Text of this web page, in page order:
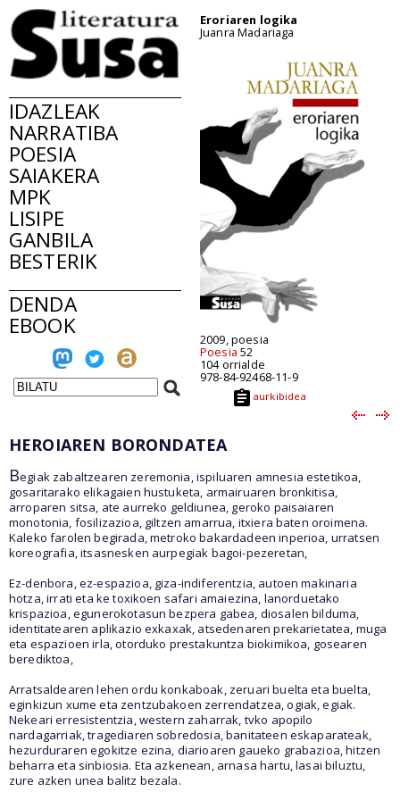
IDAZLEAK
NARRATIBA
POESIA
SAIAKERA
MPK
LISIPE
GANBILA
BESTERIK
DENDA
EBOOK
Eroriaren logika
Juanra Madariaga
2009, poesia
Poesia 52
104 orrialde
978-84-92468-11-9
aurkibidea
HEROIAREN BORONDATEA
Begiak zabaltzearen zeremonia, ispiluaren amnesia estetikoa,
gosaritarako elikagaien hustuketa, armairuaren bronkitisa,
arroparen sitsa, ate aurreko geldiunea, geroko paisaiaren
monotonia, fosilizazioa, giltzen amarrua, itxiera baten oroimena.
Kaleko farolen begirada, metroko bakardadeen inperioa, urratsen
koreografia, itsasnesken aurpegiak bagoi-pezeretan,
Ez-denbora, ez-espazioa, giza-indiferentzia, autoen makinaria
hotza, irrati eta ke toxikoen safari amaiezina, lanorduetako
krispazioa, egunerokotasun bezpera gabea, diosalen bilduma,
identitatearen aplikazio exkaxak, atsedenaren prekarietatea, muga
eta espazioen irla, otorduko prestakuntza biokimikoa, gosearen
berediktoa,
Arratsaldearen lehen ordu konkaboak, zeruari buelta eta buelta,
eginkizun xume eta zentzubakoen zerrendatzea, ogiak, egiak.
Nekeari erresistentzia, western zaharrak, tvko apopilo
nardagarriak, tragediaren sobredosia, banitateen eskaparateak,
hezurduraren egokitze ezina, diarioaren gaueko grabazioa, hitzen
beharra eta sinbiosia. Eta azkenean, arnasa hartu, lasai biluztu,
zure azken unea balitz bezala.